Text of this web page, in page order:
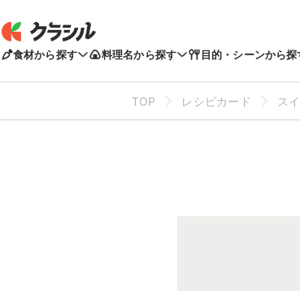
食材から探す 料理名から探す 目的・シーンから探
TOP レシピカード ス